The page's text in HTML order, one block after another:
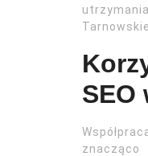
SEO
znacząco